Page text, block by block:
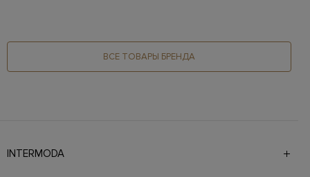
ВСЕ ТОВАРЫ БРЕНДА
INTERMODA